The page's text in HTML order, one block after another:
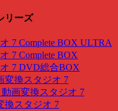
リーズ
7 Complete BOX ULTRA
7 Complete BOX
7 DVD総合BOX
変換スタジオ 7
画変換スタジオ 7
換スタジオ 7